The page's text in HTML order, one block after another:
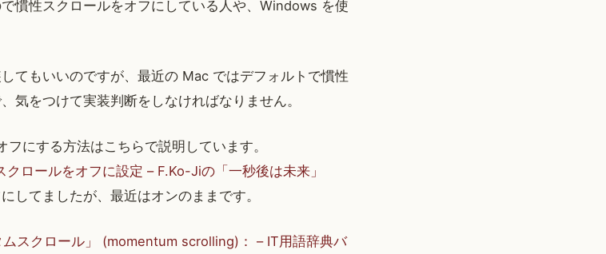
慣性スクロールをオフにしている人や、Windows を使
てもいいのですが、最近の Mac ではデフォルトで慣性
気をつけて実装判断をしなければなりません。
にする方法はこちらで説明しています。
ロールをオフに設定 – F.Ko-Jiの「一秒後は未来」
してましたが、最近はオンのままです。
スクロール」 (momentum scrolling)： – IT用語辞典バ